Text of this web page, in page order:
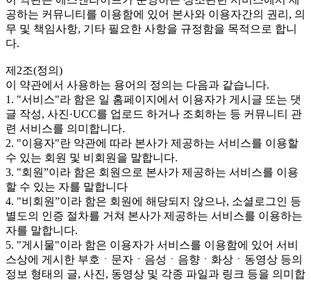
공하는 커뮤니티를 이용함에 있어 본사와 이용자간의 권리, 의
무 및 책임사항, 기타 필요한 사항을 규정함을 목적으로 합니
다.
제2조(정의)
이 약관에서 사용하는 용어의 정의는 다음과 같습니다.
1. "서비스"라 함은 일 홈페이지에서 이용자가 게시글 또는 댓
글 작성, 사진·UCC를 업로드 하거나 조회하는 등 커뮤니티 관
련 서비스를 의미합니다.
2. "이용자"란 약관에 따라 본사가 제공하는 서비스를 이용할
수 있는 회원 및 비회원을 말합니다.
3. "회원”이라 함은 회원으로 본사가 제공하는 서비스를 이용
할 수 있는 자를 말합니다
4. "비회원”이라 함은 회원에 해당되지 않으나, 소셜로그인 등
별도의 인증 절차를 거쳐 본사가 제공하는 서비스를 이용하는
자를 말합니다.
5. "게시물"이라 함은 이용자가 서비스를 이용함에 있어 서비
스상에 게시한 부호ㆍ문자ㆍ음성ㆍ음향ㆍ화상ㆍ동영상 등의
정보 형태의 글, 사진, 동영상 및 각종 파일과 링크 등을 의미합